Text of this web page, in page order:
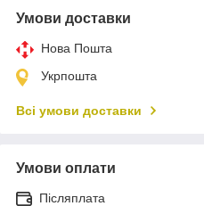
Умови доставки
Нова Пошта
Укрпошта
Всі умови доставки
Умови оплати
Післяплата